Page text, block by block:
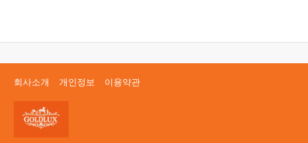
회사소개 개인정보 이용약관